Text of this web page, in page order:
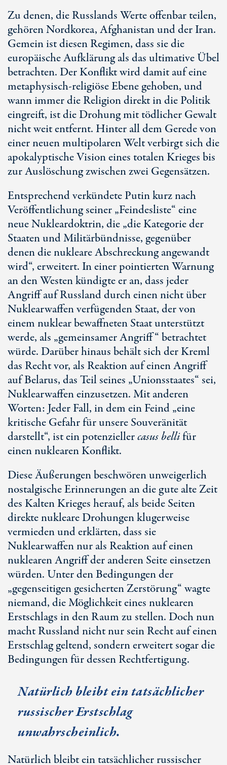
Zu denen, die Russlands Werte offenbar teilen,
gehören Nordkorea, Afghanistan und der Iran.
Gemein ist diesen Regimen, dass sie die
europäische Aufklärung als das ultimative Übel
betrachten. Der Konflikt wird damit auf eine
metaphysisch-religiöse Ebene gehoben, und
wann immer die Religion direkt in die Politik
eingreift, ist die Drohung mit tödlicher Gewalt
nicht weit entfernt. Hinter all dem Gerede von
einer neuen multipolaren Welt verbirgt sich die
apokalyptische Vision eines totalen Krieges bis
zur Auslöschung zwischen zwei Gegensätzen.
Entsprechend verkündete Putin kurz nach
Veröffentlichung seiner „Feindesliste“ eine
neue Nukleardoktrin, die „die Kategorie der
Staaten und Militärbündnisse, gegenüber
denen die nukleare Abschreckung angewandt
wird“, erweitert. In einer pointierten Warnung
an den Westen kündigte er an, dass jeder
Angriff auf Russland durch einen nicht über
Nuklearwaffen verfügenden Staat, der von
einem nuklear bewaffneten Staat unterstützt
werde, als „gemeinsamer Angriff“ betrachtet
würde. Darüber hinaus behält sich der Kreml
das Recht vor, als Reaktion auf einen Angriff
auf Belarus, das Teil seines „Unionsstaates“ sei,
Nuklearwaffen einzusetzen. Mit anderen
Worten: Jeder Fall, in dem ein Feind „eine
kritische Gefahr für unsere Souveränität
darstellt“, ist ein potenziellercasus bellifür
einen nuklearen Konflikt.
Diese Äußerungen beschwören unweigerlich
nostalgische Erinnerungen an die gute alte Zeit
des Kalten Krieges herauf, als beide Seiten
direkte nukleare Drohungen klugerweise
vermieden und erklärten, dass sie
Nuklearwaffen nur als Reaktion auf einen
nuklearen Angriff der anderen Seite einsetzen
würden. Unter den Bedingungen der
„gegenseitigen gesicherten Zerstörung“ wagte
niemand, die Möglichkeit eines nuklearen
Erstschlags in den Raum zu stellen. Doch nun
macht Russland nicht nur sein Recht auf einen
Erstschlag geltend, sondern erweitert sogar die
Bedingungen für dessen Rechtfertigung.
Natürlich bleibt ein tatsächlicher
russischer Erstschlag
unwahrscheinlich.
Natürlich bleibt ein tatsächlicher russischer